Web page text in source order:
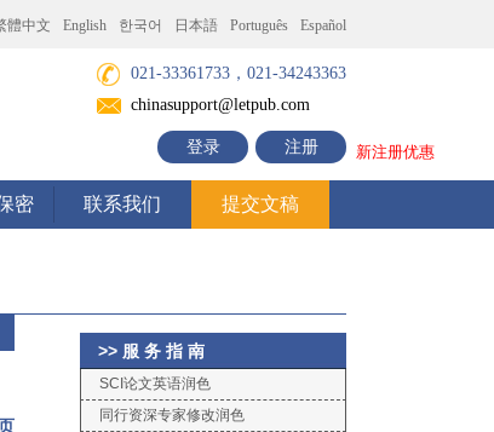
體中文 English 한국어 日本語 Português Español
021-33361733，021-34243363
chinasupport@letpub.com
登录 注册 新注册优惠
密 联系我们 提交文稿
>> 服 务 指 南
SCI论文英语润色
同行资深专家修改润色